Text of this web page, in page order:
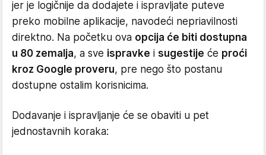
jer je logičnije da dodajete i ispravljate puteve
preko mobilne aplikacije, navodeći nepriavilnosti
direktno. Na početku ova opcija će biti dostupna
u 80 zemalja, a sve ispravke i sugestije će proći
kroz Google proveru, pre nego što postanu
dostupne ostalim korisnicima.
Dodavanje i ispravljanje će se obaviti u pet
jednostavnih koraka: